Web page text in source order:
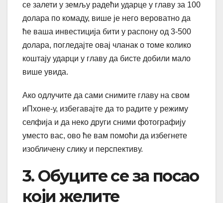
се залети у земљу радећи ударце у главу за 100
долара по комаду, више је него вероватно да
ће ваша инвестиција бити у распону од 3-500
долара, погледајте овај чланак о томе колико
коштају ударци у главу да бисте добили мало
више увида.
Ако одлучите да сами снимите главу на свом
иПхоне-у, избегавајте да то радите у режиму
селфија и да неко други сними фотографију
уместо вас, ово ће вам помоћи да избегнете
изобличену слику и перспективу.
3. Обуците се за посао
који желите